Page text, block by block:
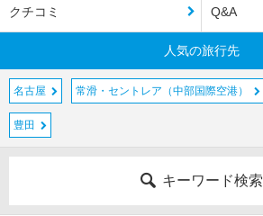
クチコミ Q&A
人気の旅行先
名古屋 常滑・セントレア（中部国際空港）
豊田
キーワード検索